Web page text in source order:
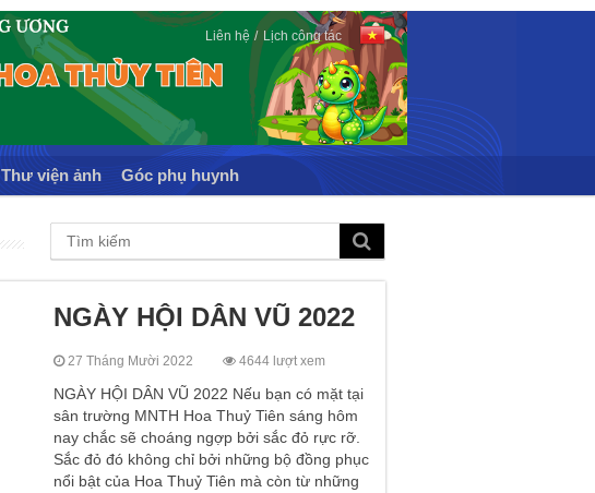
Liên hệ Lịch công tác
Thư viện ảnh Góc phụ huynh
NGÀY HỘI DÂN VŨ 2022
27 Tháng Mười 2022 4644 lượt xem
NGÀY HỘI DÂN VŨ 2022 Nếu bạn có mặt tại
sân trường MNTH Hoa Thuỷ Tiên sáng hôm
nay chắc sẽ choáng ngợp bởi sắc đỏ rực rỡ.
Sắc đỏ đó không chỉ bởi những bộ đồng phục
nổi bật của Hoa Thuỷ Tiên mà còn từ những